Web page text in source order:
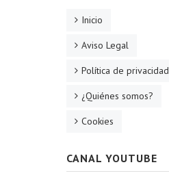
Inicio
Aviso Legal
Política de privacidad
¿Quiénes somos?
Cookies
CANAL YOUTUBE